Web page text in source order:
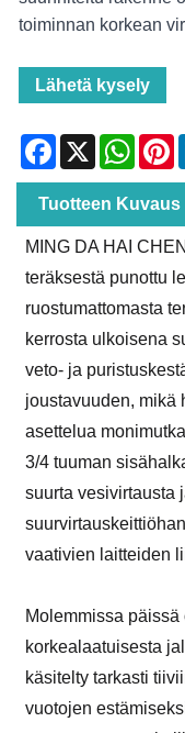
toiminnan korkean
Lähetä kysely
Facebook
X
Tuotteen Kuvaus
MING DA HAI
teräksestä punottu
ruostumattomasta
kerrosta ulkoisena
veto- ja
joustavuuden, mikä
asettelua
3/4 tuuman
suurta vesivirtausta
vaativien laitteiden
Molemmissa
korkealaatuisesta
käsitelty tarkasti
vuotojen